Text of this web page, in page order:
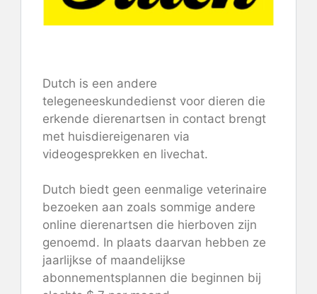
Dutch is een andere
telegeneeskundedienst voor dieren die
erkende dierenartsen in contact brengt
met huisdiereigenaren via
videogesprekken en livechat.
Dutch biedt geen eenmalige veterinaire
bezoeken aan zoals sommige andere
online dierenartsen die hierboven zijn
genoemd. In plaats daarvan hebben ze
jaarlijkse of maandelijkse
abonnementsplannen die beginnen bij